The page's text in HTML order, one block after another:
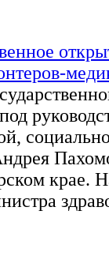
крае.